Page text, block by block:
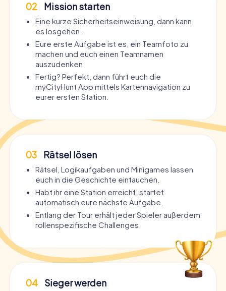
02 Mission starten
Eine kurze Sicherheitseinweisung, dann kann
es losgehen.
Eure erste Aufgabe ist es, ein Teamfoto zu
machen und euch einen Teamnamen
auszudenken.
Fertig? Perfekt, dann führt euch die
myCityHunt App mittels Kartennavigation zu
eurer ersten Station.
03 Rätsel lösen
Rätsel, Logikaufgaben und Minigames lassen
euch in die Geschichte eintauchen.
Habt ihr eine Station erreicht, startet
automatisch eure nächste Aufgabe.
Entlang der Tour erhält jeder Spieler außerdem
rollenspezifische Challenges.
04 Sieger werden